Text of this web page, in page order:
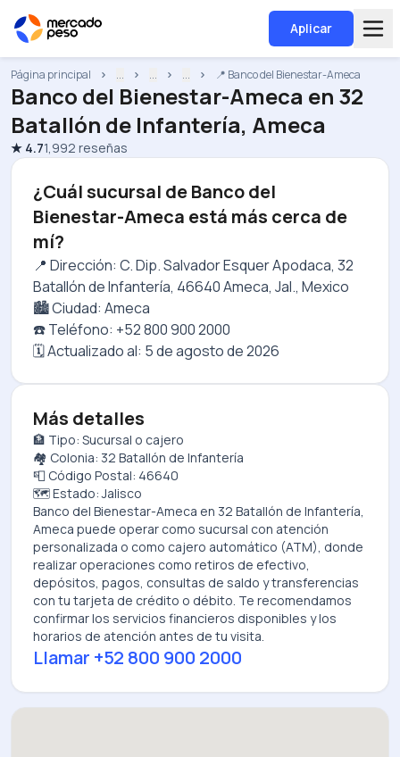
Aplicar
Página principal ... ... ... 📍 Banco del Bienestar-Ameca
Banco del Bienestar-Ameca en 32
Batallón de Infantería, Ameca
★ 4.71,992 reseñas
¿Cuál sucursal de Banco del
Bienestar-Ameca está más cerca de
mí?
📍 Dirección: C. Dip. Salvador Esquer Apodaca, 32
Batallón de Infantería, 46640 Ameca, Jal., Mexico
🏙️ Ciudad: Ameca
☎️ Teléfono: +52 800 900 2000
🗓️ Actualizado al: 5 de agosto de 2026
Más detalles
🏦 Tipo: Sucursal o cajero
🏘️ Colonia: 32 Batallón de Infantería
📮 Código Postal: 46640
🗺️ Estado: Jalisco
Banco del Bienestar-Ameca en 32 Batallón de Infantería,
Ameca puede operar como sucursal con atención
personalizada o como cajero automático (ATM), donde
realizar operaciones como retiros de efectivo,
depósitos, pagos, consultas de saldo y transferencias
con tu tarjeta de crédito o débito. Te recomendamos
confirmar los servicios financieros disponibles y los
horarios de atención antes de tu visita.
Llamar +52 800 900 2000